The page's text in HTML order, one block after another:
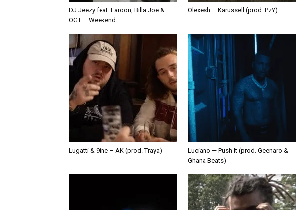
DJ Jeezy feat. Faroon, Billa Joe &
OGT – Weekend
Olexesh – Karussell (prod. PzY)
Lugatti & 9ine – AK (prod. Traya)
Luciano — Push It (prod. Geenaro &
Ghana Beats)